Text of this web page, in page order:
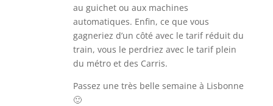
au guichet ou aux machines
automatiques. Enfin, ce que vous
gagneriez d’un côté avec le tarif réduit du
train, vous le perdriez avec le tarif plein
du métro et des Carris.
Passez une très belle semaine à Lisbonne
🙂